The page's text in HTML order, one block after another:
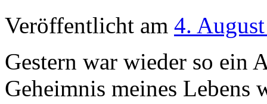
Veröffentlicht am 4.
Gestern war wieder so ein
Geheimnis meines Lebens